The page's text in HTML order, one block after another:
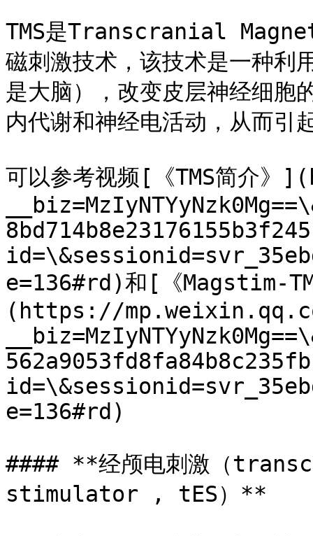
TMS是Transcranial
磁刺激技术，该技术是一种利
是大脑），改变皮层神经细胞
内代谢和神经电活动，从而引
可以参考视频[《TMS简
e=136#rd)和[《Magstim-
(https://
e=136#rd)
#### **经颅电刺激（
stimulator , tES）**